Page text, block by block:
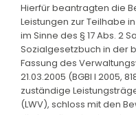
Hierfür beantragten die
Leistungen zur Teilhabe
im Sinne des § 17 Abs. 2
Sozialgesetzbuch in der
Fassung des
21.03.2005 (BGBl I 2005,
zuständige
(LWV), schloss mit den